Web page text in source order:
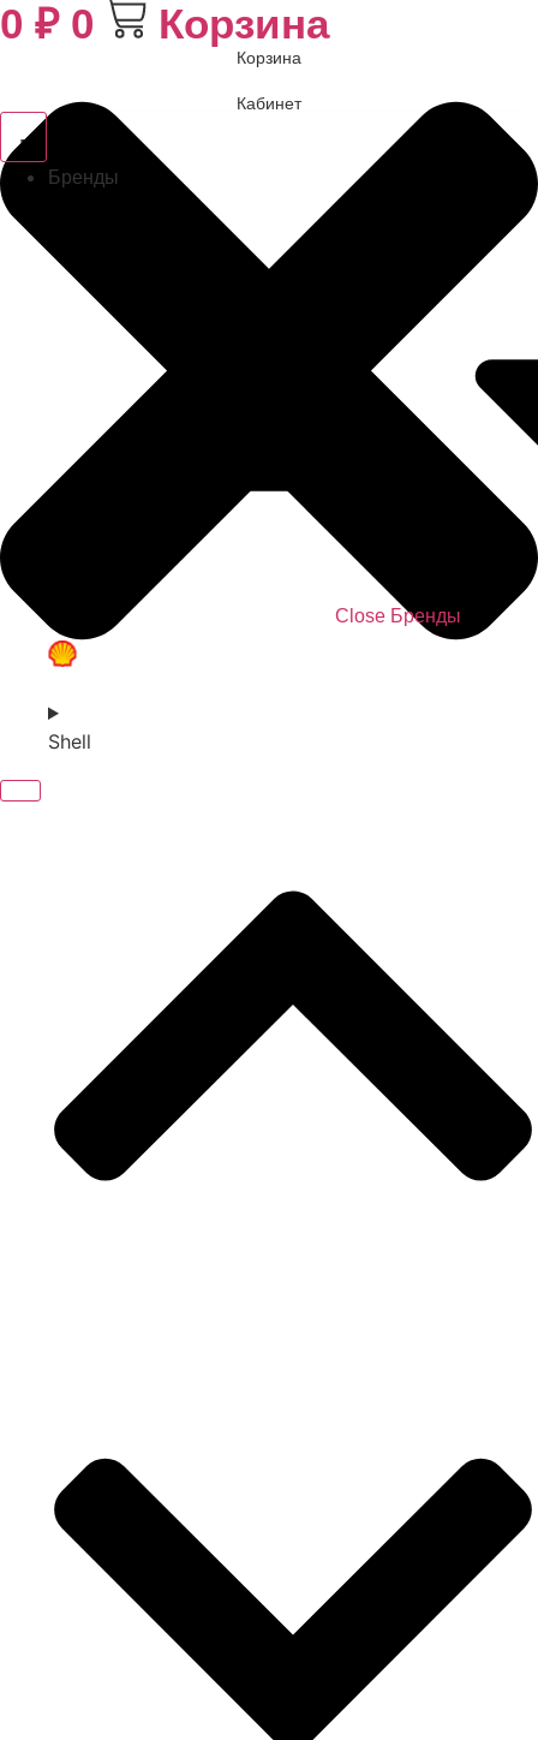
0 ₽ 0 Корзина
Корзина
Кабинет
Бренды
Close Бренды
Shell